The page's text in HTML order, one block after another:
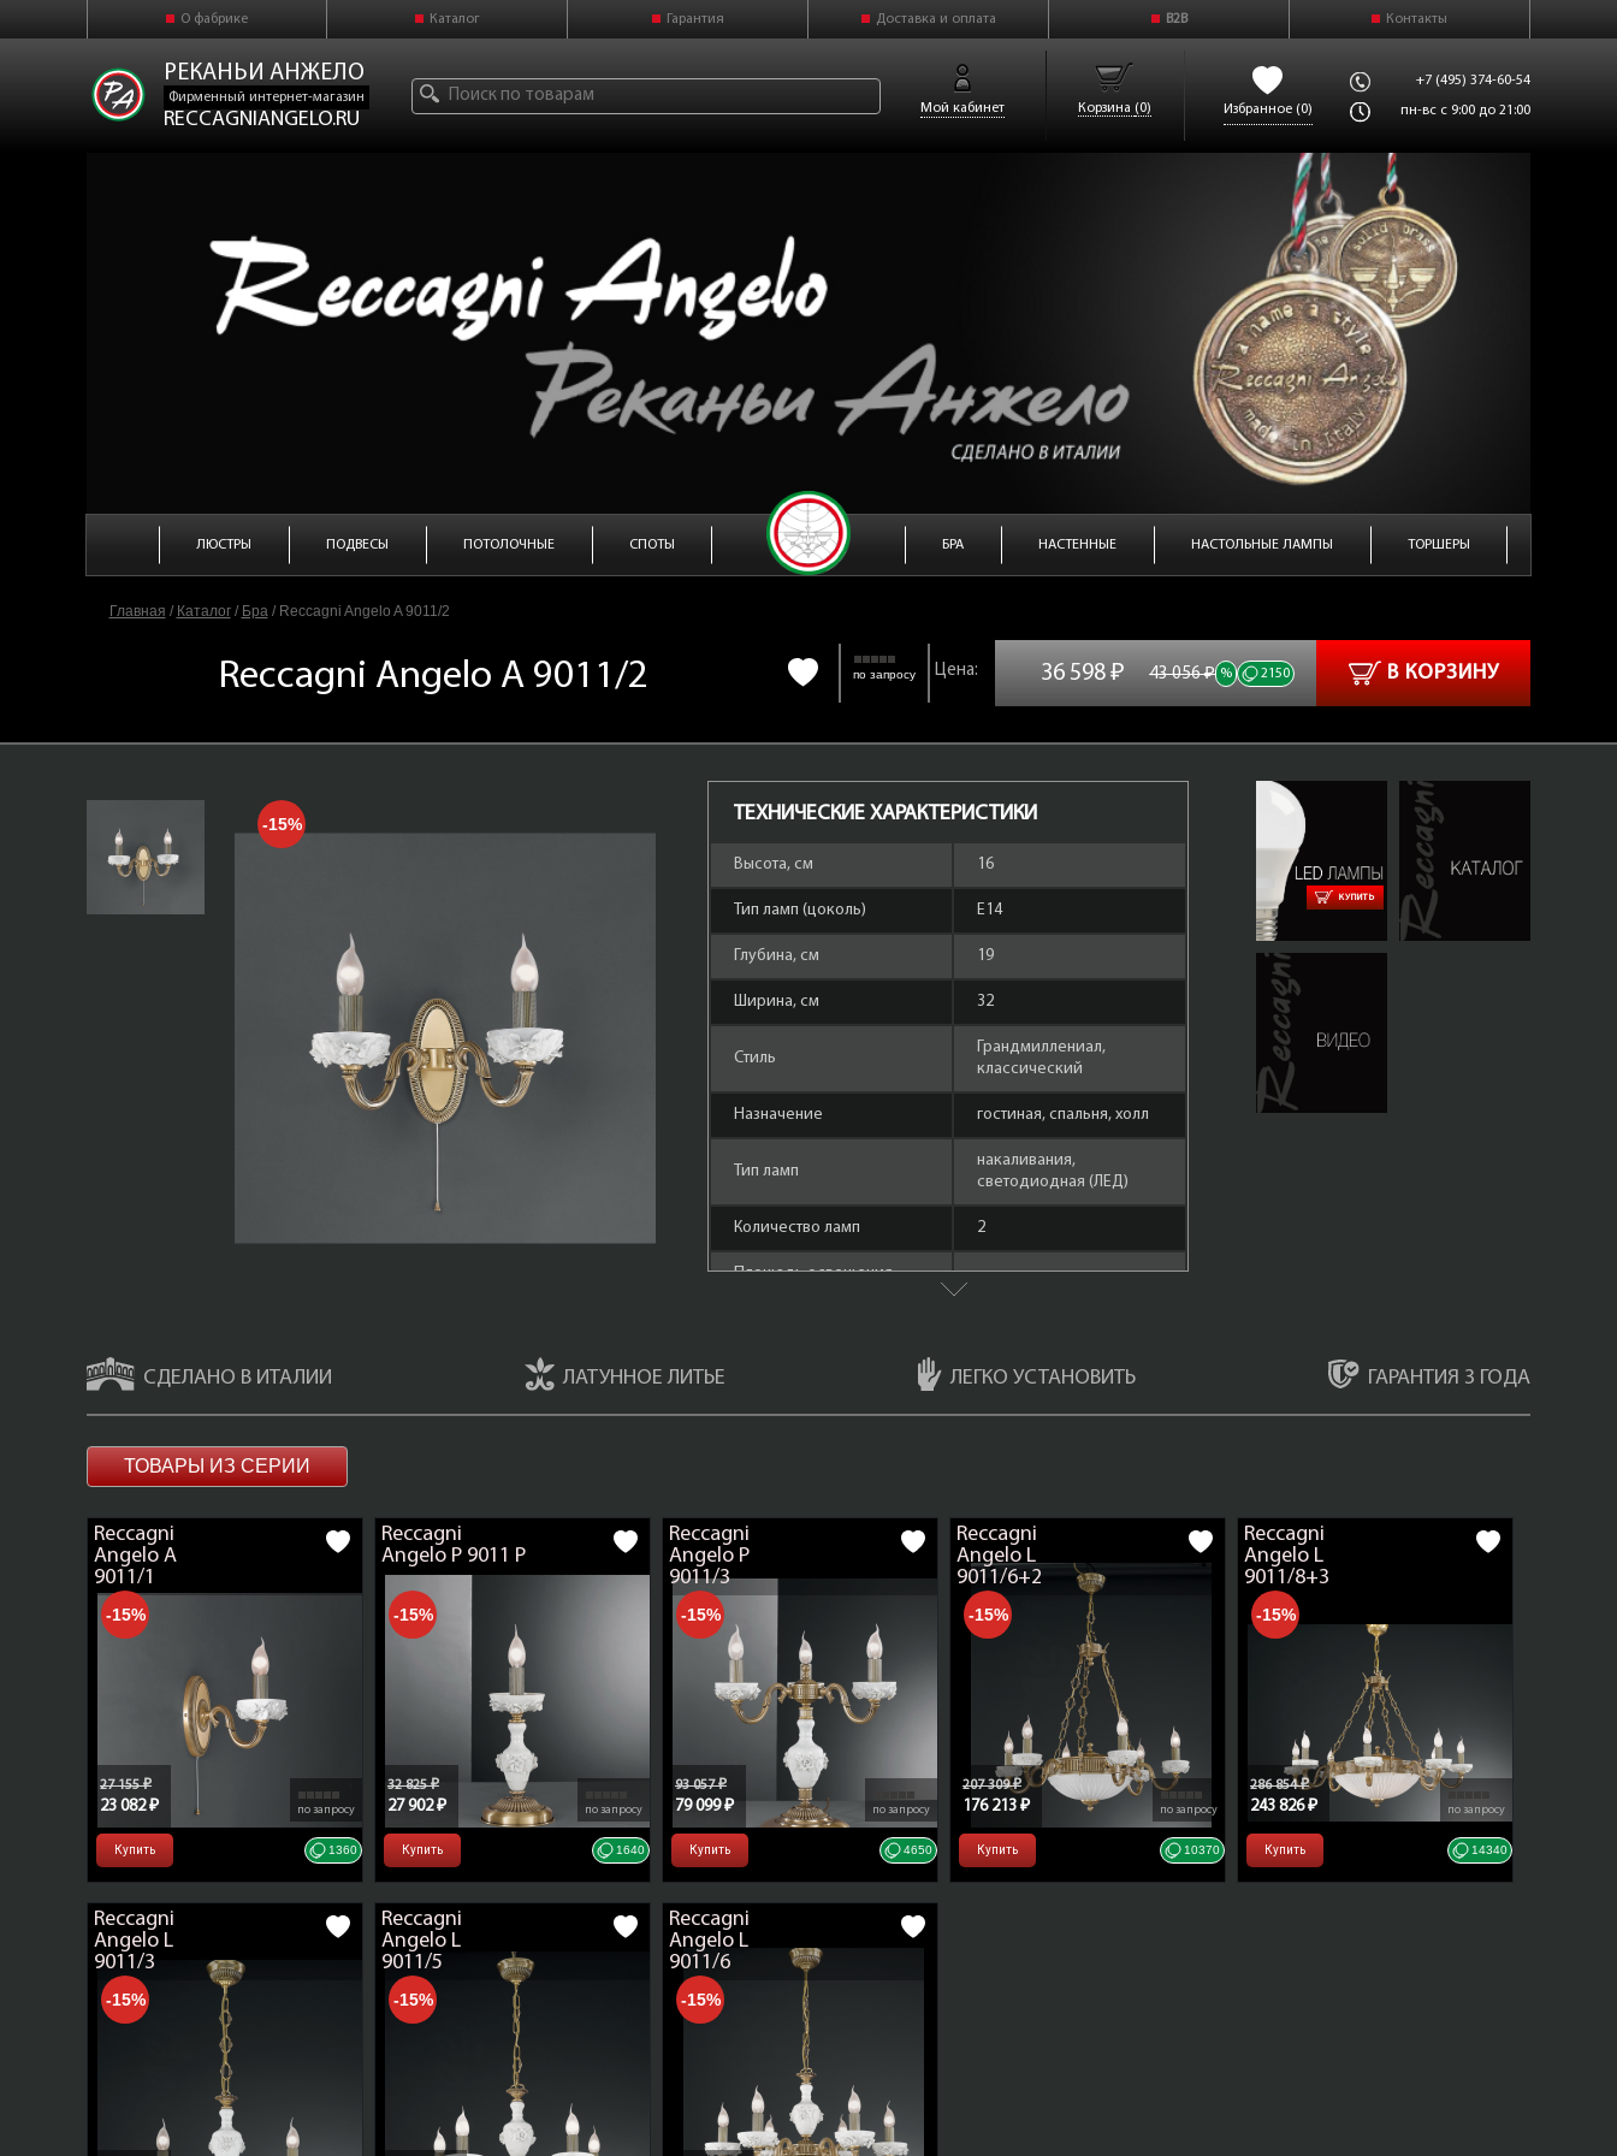
О фабрике Каталог Гарантия Доставка и оплата B2B Контакты
РЕКАНЬИ АНЖЕЛО
Фирменный интернет-магазин
RECCAGNIANGELO.RU Мой кабинет Корзина (0) Избранное (0)
+7 (495) 374-60-54
пн-вс с 9:00 до 21:00
ЛЮСТРЫ ПОДВЕСЫ ПОТОЛОЧНЫЕ СПОТЫ БРА НАСТЕННЫЕ НАСТОЛЬНЫЕ ЛАМПЫ ТОРШЕРЫ
Главная / Каталог/ Бра/ Reccagni Angelo A 9011/2
Reccagni Angelo A 9011/2 по запросу 36 598 ₽ 43 056 ₽ % 2150 В КОРЗИНУ
-15% ТЕХНИЧЕСКИЕ ХАРАКТЕРИСТИКИ
Высота, см 16
Тип ламп (цоколь) Е14
Глубина, см 19
Ширина, см 32
Стиль
Грандмиллениал,
классический
Назначение гостиная, спальня, холл
Тип ламп
накаливания,
cветодиодная (ЛЕД)
Количество ламп 2
Площадь освещения,
Латунь
Направление плафонов/
абажуров
вверх
элементов
Фарфор
Цвет декоративных
элементов
Производитель, фабрика Reccagni Angelo
Страна производства Италия
ТН ВЭД ЕАЭС 9405 10 910 9
КУПИТЬ
СДЕЛАНО В ИТАЛИИ ЛАТУННОЕ ЛИТЬЕ ЛЕГКО УСТАНОВИТЬ ГАРАНТИЯ 3 ГОДА
ТОВАРЫ ИЗ СЕРИИ
-15%
Reccagni
Angelo A
9011/1
27 155 ₽
23 082 ₽ по запросу
Купить 1360
-15%
Reccagni
Angelo P 9011 P
32 825 ₽
27 902 ₽ по запросу
Купить 1640
-15%
Reccagni
Angelo P
9011/3
93 057 ₽
79 099 ₽ по запросу
Купить 4650
-15%
Reccagni
Angelo L
9011/6+2
207 309 ₽
176 213 ₽ по запросу
Купить 10370
-15%
Reccagni
Angelo L
9011/8+3
286 854 ₽
243 826 ₽ по запросу
Купить 14340
-15%
Reccagni
Angelo L
9011/3
-15%
Reccagni
Angelo L
9011/5
-15%
Reccagni
Angelo L
9011/6